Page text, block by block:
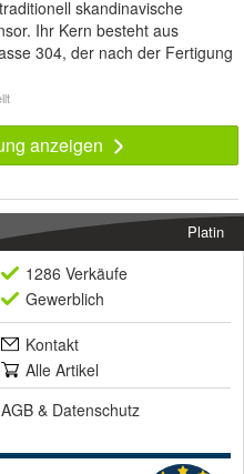
skandinavische
Ihr Kern besteht aus
304, der nach der Fertigung
anzeigen
Platin
1286 Verkäufe
Gewerblich
Kontakt
Alle Artikel
AGB & Datenschutz